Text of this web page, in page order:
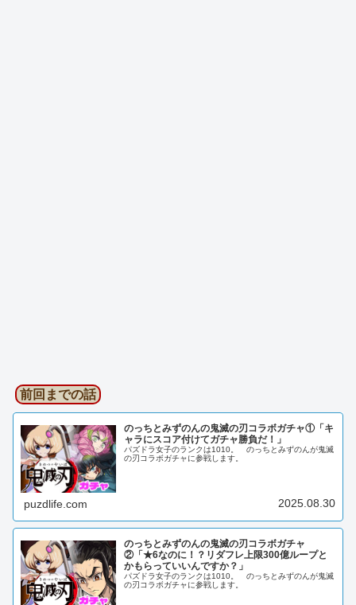
前回までの話
のっちとみずのんの鬼滅の刃コラボガチャ①「キ
ャラにスコア付けてガチャ勝負だ！」
パズドラ女子のランクは1010。 のっちとみずのんが鬼滅
の刃コラボガチャに参戦します。
puzdlife.com 2025.08.30
のっちとみずのんの鬼滅の刃コラボガチャ
②「★6なのに！？リダフレ上限300億ループと
かもらっていいんですか？」
パズドラ女子のランクは1010。 のっちとみずのんが鬼滅
の刃コラボガチャに参戦します。